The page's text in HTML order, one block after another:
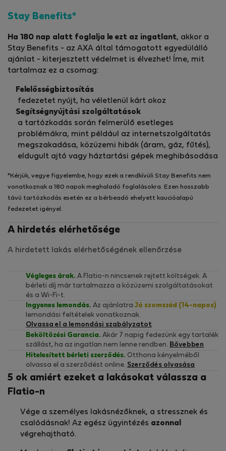
Stay Benefits*
Ha 180 nap alatt foglalja le ezt az ingatlant, akkor a
Stay Benefits - az AXA által támogatott egyedülálló
ajánlat - kiterjesztett védelmet is élvezhet! Íme, mit
tartalmaz ez a csomag:
Felelősségbiztosítás
fedezetet nyújt, ha véletlenül kárt okoz
Segítségnyújtási szolgáltatások
a tartózkodás során felmerülő esetleges
problémákra, mint például az internetszolgáltatás
megszakadása, közüzemi hibák (áram, gáz, fűtés),
eldugult ajtó vagy háztartási gépek meghibásodása
*Kérjük, vegye figyelembe, hogy ezek a rendkívüli Stay Benefits nem
vonatkoznak a 180 napok meghaladó foglalásokra. Ezen hosszabb
távú tartózkodás esetén ez a bérbeadó ehelyett kaucióalapú
fedezetet igényel.
A hirdetés elérhetősége
A hirdetett lakás elérhetőségének ellenőrzése
Végleges árak. A Flatio-n nincsenek rejtett költségek. A
bérleti díj már tartalmazza a közüzemi szolgáltatásokat
és a Wi-Fi-t.
Ingyenes lemondás. Az ajánlatra Jó szomszéd (14-napos)
lemondási feltételek vonatkoznak.
Olvassa el a lemondási szabályzatot
Beköltözési Garancia. Akár 7 napig fedezünk egy tartalék
szállást, ha az ingatlan nem lenne rendben. Bővebben
Hitelesített bérleti szerződés. Otthona kényelméből
olvassa el a szerződést online. Szerződés olvasása
5 ok amiért ezeket a lakásokat válassza a
Flatio-n
Vége a személyes lakásnézőknek, a stressznek és
csalódásnak! Az egész ügyintézés azonnal
végrehajtható.